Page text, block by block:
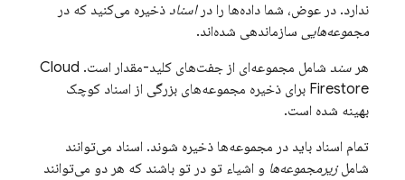
ندارد. در عوض، شما داده‌ها را دراسناد ذخیره می‌کنید که در
مجموعه‌هایی سازماندهی شده‌اند.
هر سند شامل مجموعه‌ای از جفت‌های کلید-مقدار است. Cloud
Firestore برای ذخیره مجموعه‌های بزرگی از اسناد کوچک
بهینه شده است.
تمام اسناد باید در مجموعه‌ها ذخیره شوند. اسناد می‌توانند
شاملزیرمجموعه‌ها و اشیاء تو در تو باشند که هر دو می‌توانند